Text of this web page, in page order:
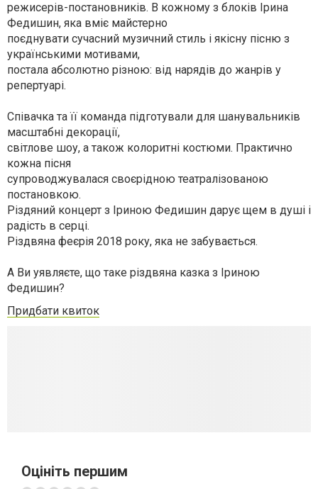
режисерів-постановників. В кожному з блоків Ірина
Федишин, яка вміє майстерно
поєднувати сучасний музичний стиль і якісну пісню з
українськими мотивами,
постала абсолютно різною: від нарядів до жанрів у
репертуарі.
Співачка та її команда підготували для шанувальників
масштабні декорації,
світлове шоу, а також колоритні костюми. Практично
кожна пісня
супроводжувалася своєрідною театралізованою
постановкою.
Різдяний концерт з Іриною Федишин дарує щем в душі і
радість в серці.
Різдвяна феєрія 2018 року, яка не забувається.
А Ви уявляєте, що таке різдвяна казка з Іриною
Федишин?
Придбати квиток
Оцініть першим